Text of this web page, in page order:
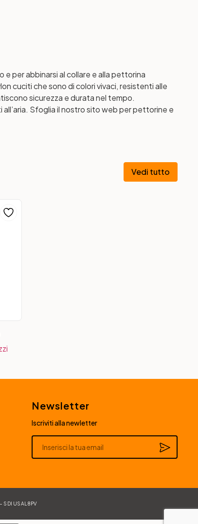
per abbinarsi al collare e alla pettorina
cuciti che sono di colori vivaci, resistenti alle
sicurezza e durata nel tempo.
Sfoglia il nostro sito web per pettorine e
Vedi tutto
Newsletter
Iscriviti alla newletter
SDI USAL8PV